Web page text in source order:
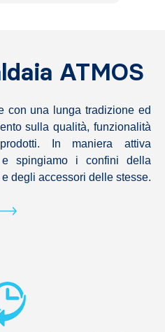
ATMOS
con una lunga tradizione ed
sulla qualità, funzionalità
In maniera attiva
e spingiamo i confini della
degli accessori delle stesse.